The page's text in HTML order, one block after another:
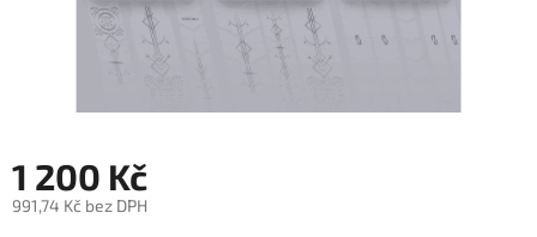
1 200 Kč
991,74 Kč bez DPH